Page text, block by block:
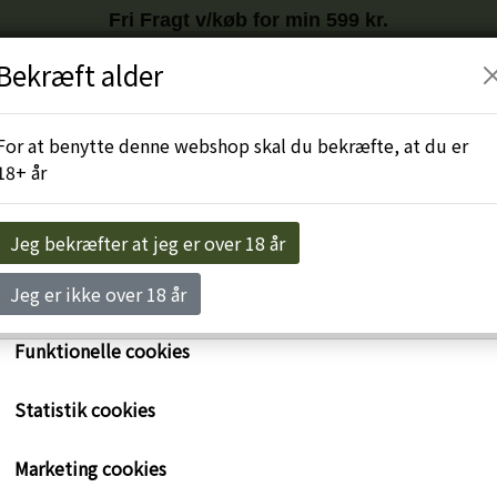
Fri Fragt v/køb for min 599 kr.
Tilmeld nyhedsbrev
September:
egne cookies og cookies fra tredjeparter til at
til markedsføring og til at undersøge, hvordan vores
anvendes af besøgende. Du kan altid tilbagekalde dit
på linket 'Cookies' nederst på siden.
om cookies her
Nødvendige cookies
Funktionelle cookies
Statistik cookies
Marketing cookies
alder
at benytte denne webshop skal du bekræfte, at du er
år
Jeg bekræfter at jeg er over 18 år
Jeg er ikke over 18 år